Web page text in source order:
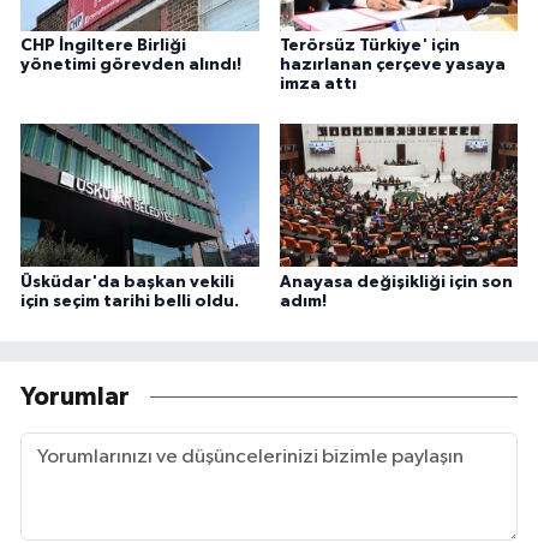
CHP İngiltere Birliği
yönetimi görevden alındı!
Terörsüz Türkiye' için
hazırlanan çerçeve yasaya
imza attı
Üsküdar'da başkan vekili
için seçim tarihi belli oldu.
Anayasa değişikliği için son
adım!
Yorumlar